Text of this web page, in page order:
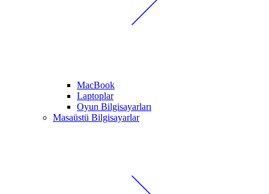
MacBook
Laptoplar
Oyun Bilgisayarları
Masaüstü Bilgisayarlar